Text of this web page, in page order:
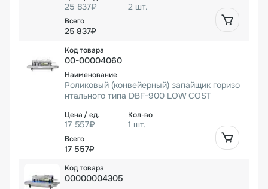
25 837₽ 2 шт.
25 837₽
00-00004060
Роликовый (конвейерный) запайщик горизо
нтального типа DBF-900 LOW COST
17 557₽ 1 шт.
17 557₽
00000004305